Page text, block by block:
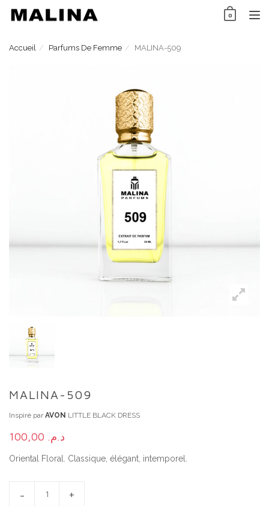
0
Accueil Parfums De Femme MALINA-509
MALINA-509
Inspiré parAVON LITTLE BLACK DRESS
د.م.
Oriental Floral. Classique, élégant, intemporel.